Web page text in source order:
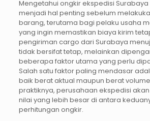
Mengetahui ongkir ekspedisi
menjadi hal penting sebelum
barang, terutama bagi pelaku usaha
yang ingin memastikan biaya kirim
pengiriman cargo dari Surabaya
tidak bersifat tetap, melainkan
beberapa faktor utama yang perlu
Salah satu faktor paling mendasar
baik berat aktual maupun berat
praktiknya, perusahaan ekspedisi
nilai yang lebih besar di antara
perhitungan ongkir.